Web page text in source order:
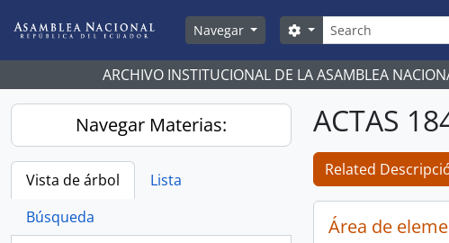
Navegar
Búsqueda
Search options
ARCHIVO INSTITUCIONAL DE LA ASAMBLEA
Navegar Materias:
Vista de árbol
Lista
Búsqueda
ACTAS
Related
Área de